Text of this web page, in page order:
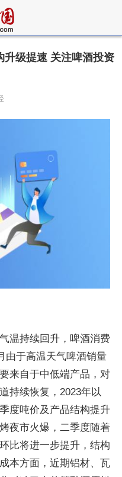
升级提速 关注啤酒投资
温持续回升，啤酒消费
由于高温天气啤酒销量
来自于中低端产品，对
持续恢复，2023年以
度吨价及产品结构提升
夜市火爆，二季度随着
比将进一步提升，结构
本方面，近期铝材、瓦